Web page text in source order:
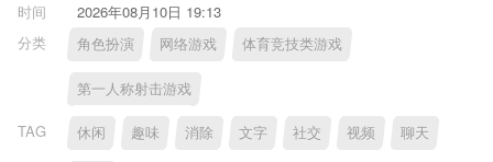
时间
2026年08月10日 19:13
分类
角色扮演 网络游戏 体育竞技类游戏
第一人称射击游戏
TAG 休闲 趣味 消除 文字 社交 视频 聊天